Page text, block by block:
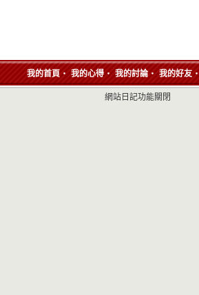
我的首頁 ‧ 我的心得 ‧ 我的討論‧ 我的好友 ‧
網站日記功能關閉